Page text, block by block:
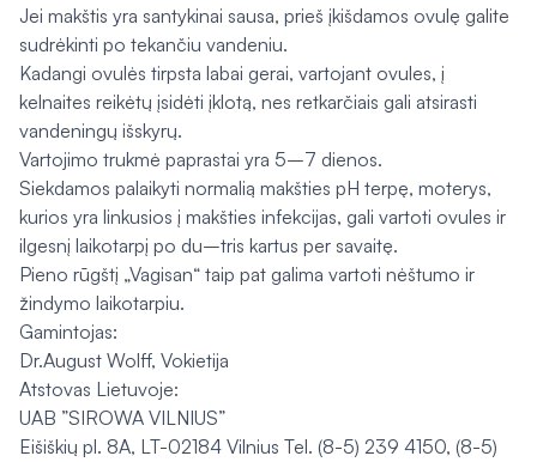
Jei makštis yra santykinai sausa, prieš įkišdamos ovulę galite
sudrėkinti po tekančiu vandeniu.
Kadangi ovulės tirpsta labai gerai, vartojant ovules, į
kelnaites reikėtų įsidėti įklotą, nes retkarčiais gali atsirasti
vandeningų išskyrų.
Vartojimo trukmė paprastai yra 5–7 dienos.
Siekdamos palaikyti normalią makšties pH terpę, moterys,
kurios yra linkusios į makšties infekcijas, gali vartoti ovules ir
ilgesnį laikotarpį po du–tris kartus per savaitę.
Pieno rūgštį „Vagisan“ taip pat galima vartoti nėštumo ir
žindymo laikotarpiu.
Gamintojas:
Dr.August Wolff, Vokietija
Atstovas Lietuvoje:
UAB ”SIROWA VILNIUS”
Eišiškių pl. 8A, LT-02184 Vilnius Tel. (8-5) 239 4150, (8-5)